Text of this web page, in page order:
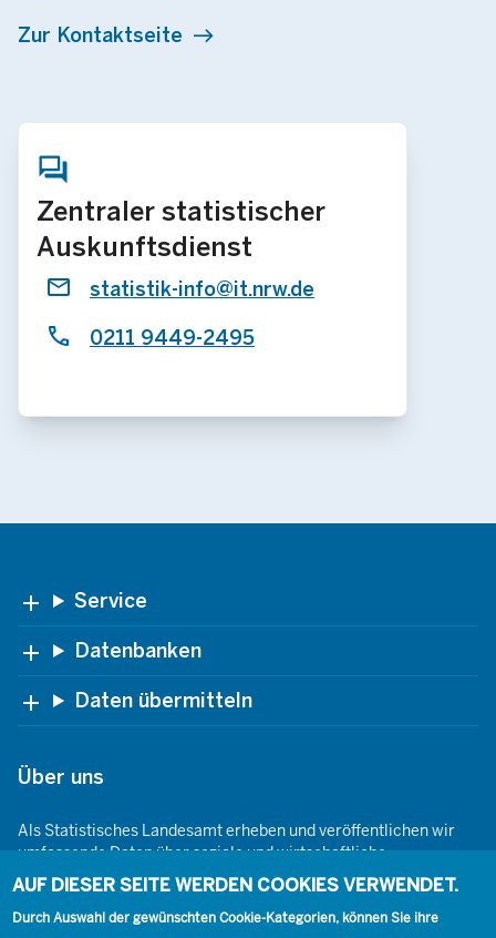
Zur Kontaktseite
Zentraler statistischer
Auskunftsdienst
statistik-info@it.nrw.de
0211 9449-2495
Footer Service
Datenbanken
Daten übermitteln
Über uns
Als Statistisches Landesamt erheben und veröffentlichen wir
umfassende Daten über soziale und wirtschaftliche
Gegebenheiten. Dabei sind wir den Grundsätzen der Neutralität,
Objektivität, wissenschaftlichen Unabhängigkeit und der
statistischen Geheimhaltung verpflichtet.
AUF DIESER SEITE WERDEN COOKIES VERWENDET.
Durch Auswahl der gewünschten Cookie-Kategorien, können Sie ihre